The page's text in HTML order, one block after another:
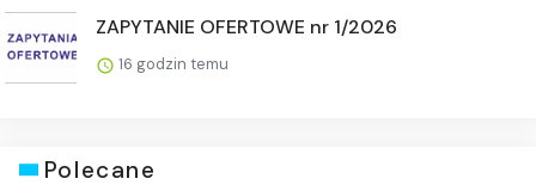
ZAPYTANIE OFERTOWE nr 1/2026
16 godzin temu
Polecane